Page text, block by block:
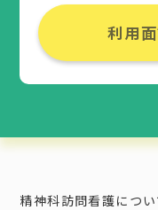
利用
精神科訪問看護につい